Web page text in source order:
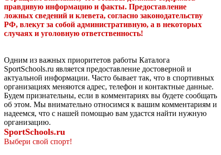
правдивую информацию и факты. Предоставление
ложных сведений и клевета, согласно законодательству
РФ, влекут за собой административную, а в некоторых
случаях и уголовную ответственность!
Одним из важных приоритетов работы Каталога
SportSchools.ru является предоставление достоверной и
актуальной информации. Часто бывает так, что в спортивных
организациях меняются адрес, телефон и контактные данные.
Будем признательны, если в комментариях вы будете сообщать
об этом. Мы внимательно относимся к вашим комментариям и
надеемся, что с нашей помощью вам удастся найти нужную
организацию.
SportSchools.ru
Выбери свой спорт!